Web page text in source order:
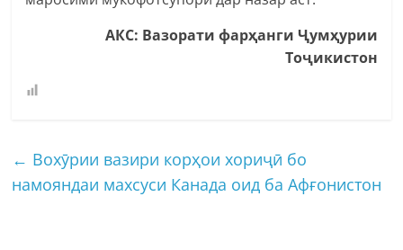
АКС: Вазорати фарҳанги Ҷумҳурии
Тоҷикистон
← Вохӯрии вазири корҳои хориҷӣ бо
намояндаи махсуси Канада оид ба Афғонистон